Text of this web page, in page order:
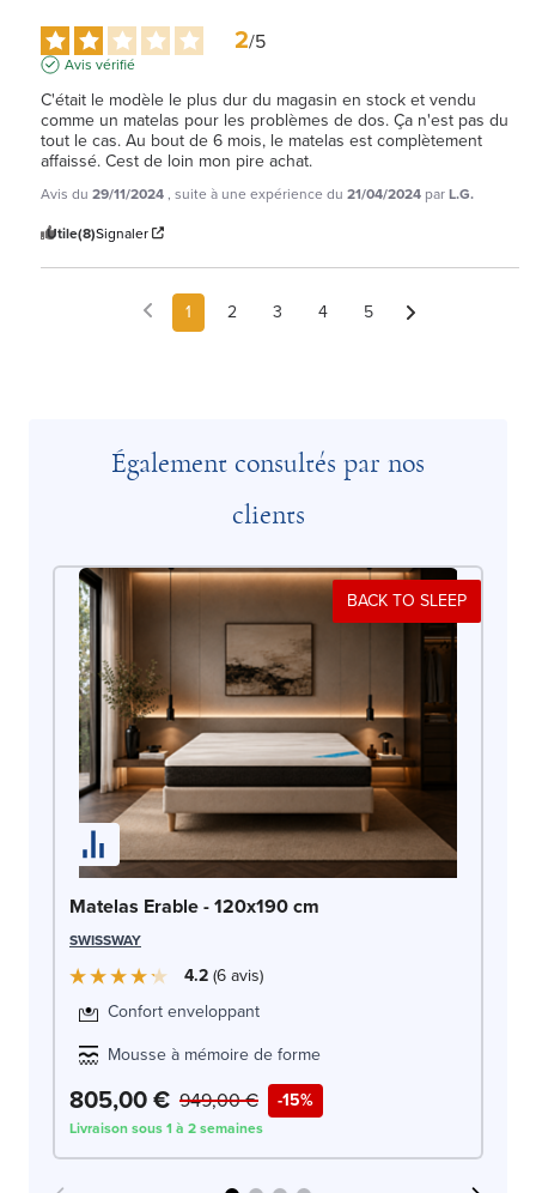
2/5
Avis vérifié
C'était le modèle le plus dur du magasin en stock et vendu
comme un matelas pour les problèmes de dos. Ça n'est pas du
tout le cas. Au bout de 6 mois, le matelas est complètement
affaissé. Cest de loin mon pire achat.
Avis du 29/11/2024, suite à une expérience du 21/04/2024 parL.G.
Utile(8)Signaler
1 2 3 4 5
Également consultés par nos
clients
BACK TO SLEEP
Matelas Erable - 120x190 cm
SWISSWAY
4.2 6avis
Confort enveloppant
Mousse à mémoire de forme
805,00 € -15%
949,00 €
Livraison sous 1 à 2 semaines